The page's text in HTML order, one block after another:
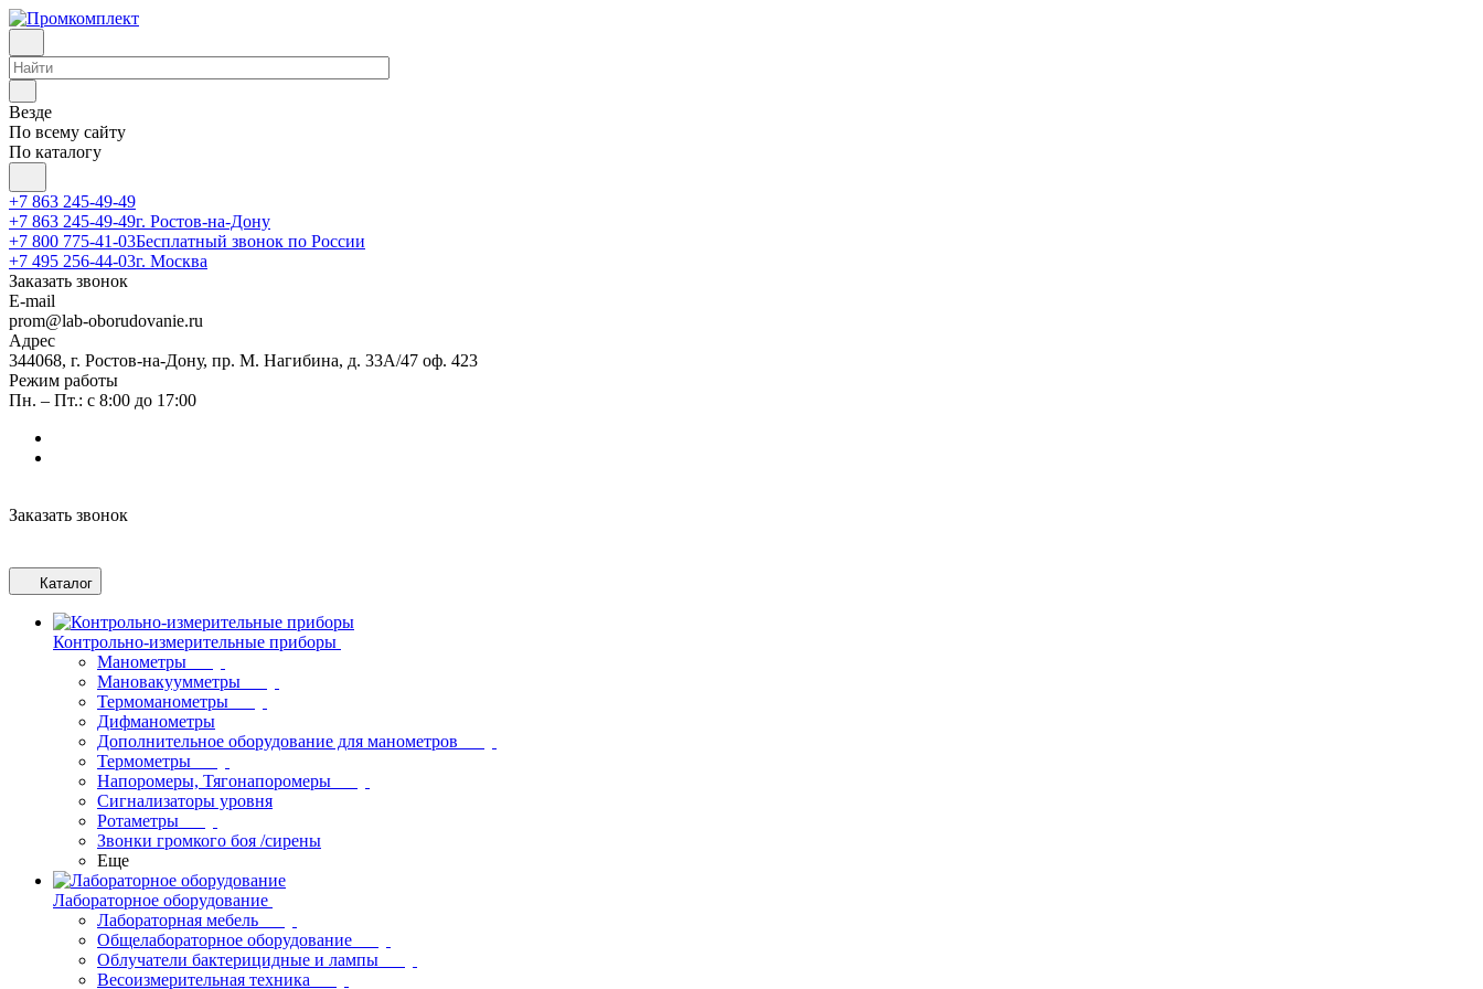
Везде
По всему сайту
По каталогу
+7 863 245-49-49
+7 863 245-49-49г. Ростов-на-Дону
+7 800 775-41-03Бесплатный звонок по России
+7 495 256-44-03г. Москва
Заказать звонок
E-mail
prom@lab-oborudovanie.ru
Адрес
344068, г. Ростов-на-Дону, пр. М. Нагибина, д. 33А/47 оф. 423
Режим работы
Пн. – Пт.: с 8:00 до 17:00
Заказать звонок
Каталог
Контрольно-измерительные приборы
Манометры
Мановакуумметры
Термоманометры
Дифманометры
Дополнительное оборудование для манометров
Термометры
Напоромеры, Тягонапоромеры
Сигнализаторы уровня
Ротаметры
Звонки громкого боя /сирены
Еще
Лабораторное оборудование
Лабораторная мебель
Общелабораторное оборудование
Облучатели бактерицидные и лампы
Весоизмерительная техника